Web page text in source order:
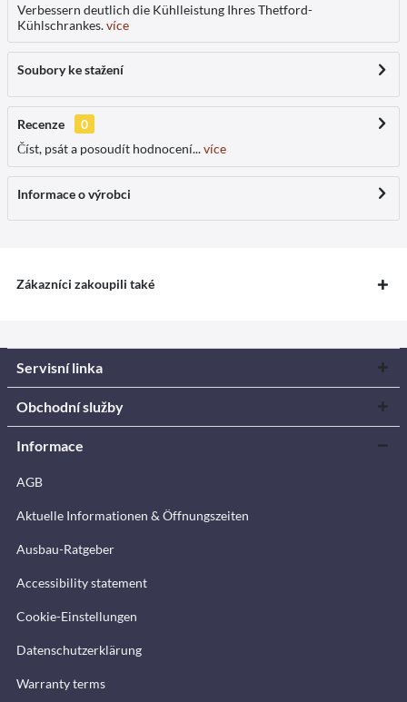
Verbessern deutlich die Kühlleistung Ihres Thetford-
Kühlschrankes.více
Soubory ke stažení
Recenze
0
Číst, psát a posoudít hodnocení...více
Informace o výrobci
Zákazníci zakoupili také
Servisní linka
Obchodní služby
Informace
AGB
Aktuelle Informationen & Öffnungszeiten
Ausbau-Ratgeber
Accessibility statement
Cookie-Einstellungen
Datenschutzerklärung
Warranty terms